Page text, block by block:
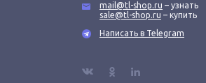
mail@tl-shop.ru – узнать
sale@tl-shop.ru – купить
Написать в Telegram